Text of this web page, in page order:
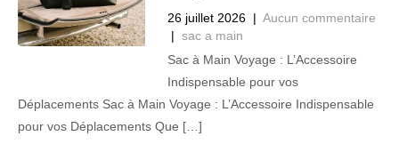
26 juillet 2026 | Aucun commentaire
| sac a main
Sac à Main Voyage : L’Accessoire
Indispensable pour vos
Déplacements Sac à Main Voyage : L’Accessoire Indispensable
pour vos Déplacements Que […]